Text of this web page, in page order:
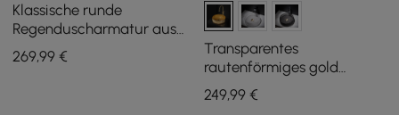
Klassische runde
Regenduscharmatur aus
offenem antikem Messing
mit zwei Griffen, massives
269,99 €
Transparentes
rautenförmiges gold
Waschbecken aus
Kristallglas
249,99€